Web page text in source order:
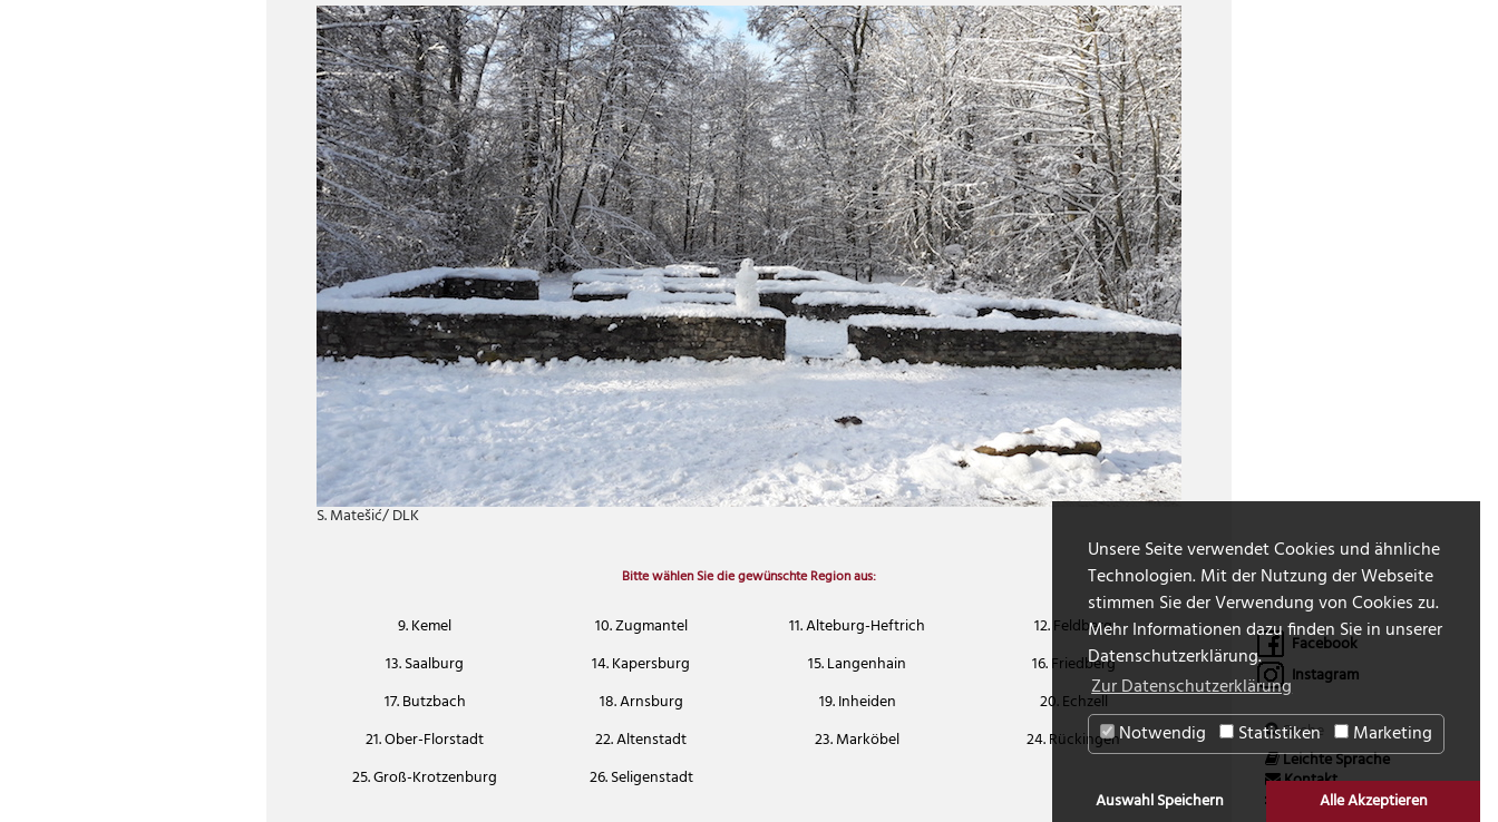
Unsere Seite verwendet Cookies und ähnliche
Technologien. Mit der Nutzung der Webseite
stimmen Sie der Verwendung von Cookies zu.
Mehr Informationen dazu finden Sie in unserer
Datenschutzerklärung.
Zur Datenschutzerklärung
Notwendig
Statistiken Marketing
Auswahl Speichern Alle Akzeptieren
S. Matešić/ DLK
Bitte wählen Sie die gewünschte Region aus:
9. Kemel 10. Zugmantel 11. Alteburg-Heftrich
12. Feldberg
13. Saalburg
14. Kapersburg 15. Langenhain
16. Friedberg
17. Butzbach
18. Arnsburg 19. Inheiden
20. Echzell
21. Ober-Florstadt
22. Altenstadt 23. Marköbel
24. Rückingen
25. Groß-Krotzenburg
26. Seligenstadt
Facebook
Instagram
Leichte Sprache
Kontakt
Impressum